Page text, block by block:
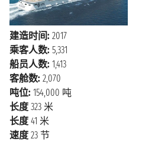
建造时间: 2017
乘客人数: 5,331
船员人数: 1,413
客舱数: 2,070
吨位: 154,000 吨
长度 323 米
长度 41 米
速度 23 节